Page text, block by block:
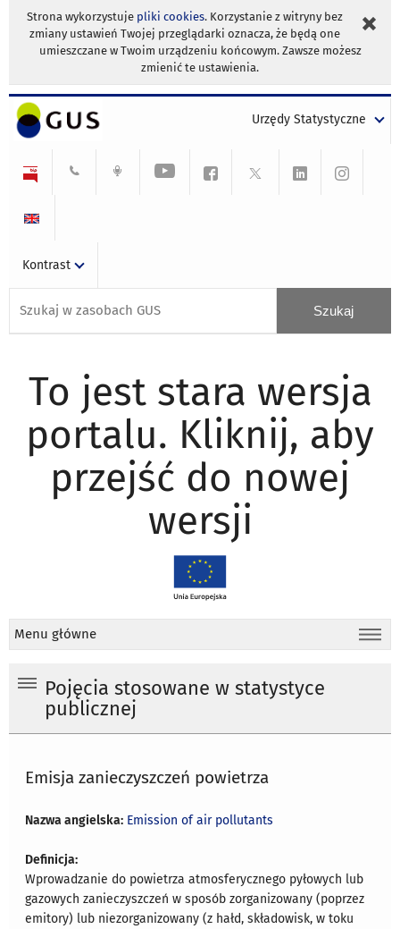
Strona wykorzystuje pliki cookies. Korzystanie z witryny bez
zmiany ustawień Twojej przeglądarki oznacza, że będą one
umieszczane w Twoim urządzeniu końcowym. Zawsze możesz
zmienić te ustawienia.
Urzędy Statystyczne
Kontrast
To jest stara wersja
portalu. Kliknij, aby
przejść do nowej
wersji
Menu główne
Pojęcia stosowane w statystyce
publicznej
Emisja zanieczyszczeń powietrza
Nazwa angielska: Emission of air pollutants
Definicja:
Wprowadzanie do powietrza atmosferycznego pyłowych lub
gazowych zanieczyszczeń w sposób zorganizowany (poprzez
emitory) lub niezorganizowany (z hałd, składowisk, w toku